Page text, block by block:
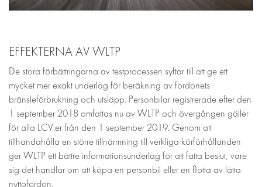
EFFEKTERNA AV WLTP
De stora förbättringarna av testprocessen syftar till att ge ett
mycket mer exakt underlag för beräkning av fordonets
bränsleförbrukning och utsläpp. Personbilar registrerade efter den
1 september 2018 omfattas nu av WLTP och övergången gäller
för alla LCV:er från den 1 september 2019. Genom att
tillhandahålla en större tillnärmning till verkliga körförhållanden
ger WLTP ett bättre informationsunderlag för att fatta beslut, vare
sig det handlar om att köpa en personbil eller en flotta av lätta
nyttofordon.